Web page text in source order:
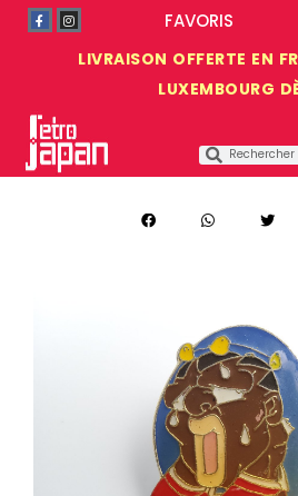
LIVRAISON OFFERTE EN
LUXEMBOURG
FAVORIS